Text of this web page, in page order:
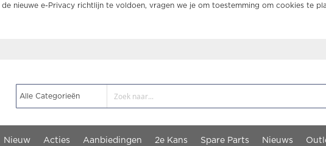
de nieuwe e-Privacy richtlijn te voldoen, vragen we je om toestemming om cookies te
Nieuw Acties Aanbiedingen 2e Kans Spare Parts Nieuws